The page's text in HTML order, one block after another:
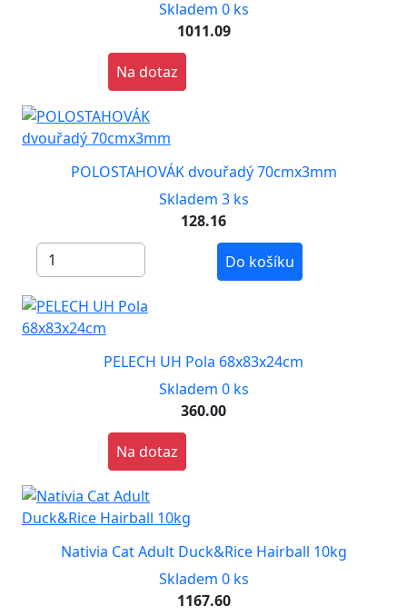
Skladem 0 ks
1011.09
Na dotaz
POLOSTAHOVÁK dvouřadý 70cmx3mm
Skladem 3 ks
128.16
Do košíku
PELECH UH Pola 68x83x24cm
Skladem 0 ks
360.00
Na dotaz
Nativia Cat Adult Duck&Rice Hairball 10kg
Skladem 0 ks
1167.60